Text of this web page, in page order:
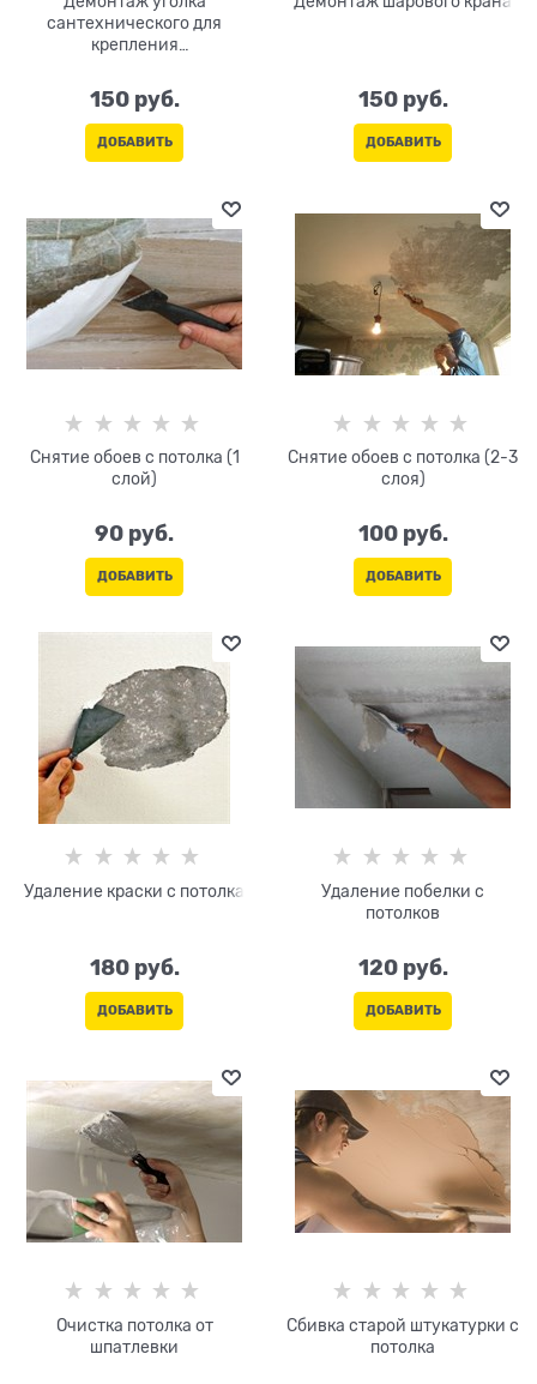
сантехнического для
крепления
150 руб.
ДОБАВИТЬ
150 руб.
ДОБАВИТЬ
Снятие обоев с потолка (1
слой)
90 руб.
ДОБАВИТЬ
Снятие обоев с потолка (2-3
слоя)
100 руб.
ДОБАВИТЬ
Удаление краски с потолка
180 руб.
ДОБАВИТЬ
Удаление побелки с
потолков
120 руб.
ДОБАВИТЬ
Очистка потолка от
шпатлевки
Сбивка старой штукатурки с
потолка